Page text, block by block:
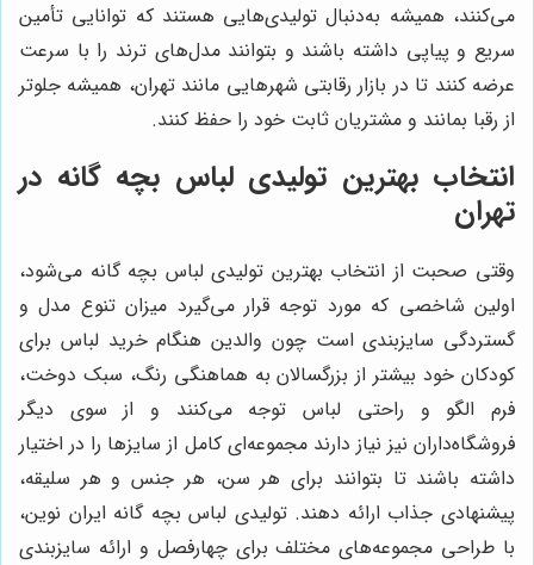
می‌کنند، همیشه به‌دنبال تولیدی‌هایی هستند که توانایی تأمین
سریع و پیاپی داشته باشند و بتوانند مدل‌های ترند را با سرعت
عرضه کنند تا در بازار رقابتی شهرهایی مانند تهران، همیشه جلوتر
از رقبا بمانند و مشتریان ثابت خود را حفظ کنند.
انتخاب بهترین تولیدی لباس بچه گانه در
تهران
وقتی صحبت از انتخاب بهترین تولیدی لباس بچه گانه می‌شود،
اولین شاخصی که مورد توجه قرار می‌گیرد میزان تنوع مدل و
گستردگی سایزبندی است چون والدین هنگام خرید لباس برای
کودکان خود بیشتر از بزرگسالان به هماهنگی رنگ، سبک دوخت،
فرم الگو و راحتی لباس توجه می‌کنند و از سوی دیگر
فروشگاه‌داران نیز نیاز دارند مجموعه‌ای کامل از سایزها را در اختیار
داشته باشند تا بتوانند برای هر سن، هر جنس و هر سلیقه،
پیشنهادی جذاب ارائه دهند. تولیدی لباس بچه گانه ایران نوین،
با طراحی مجموعه‌های مختلف برای چهارفصل و ارائه سایزبندی